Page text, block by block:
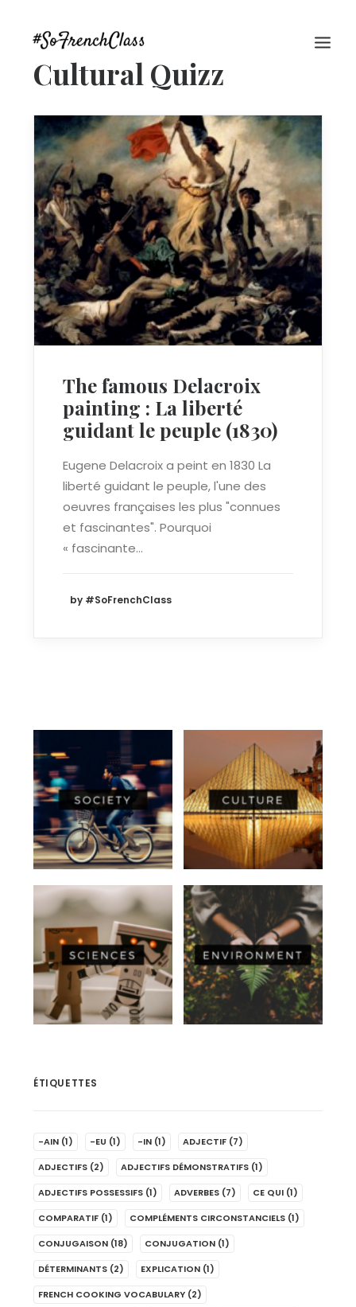
#SOFRENCHCLASS PRIVACY POLICY
Recherche
Cultural Quizz
The famous Delacroix
painting : La liberté
guidant le peuple (1830)
Eugene Delacroix a peint en 1830 La
liberté guidant le peuple, l'une des
oeuvres françaises les plus "connues
et fascinantes". Pourquoi
« fascinante…
by #SoFrenchClass
ÉTIQUETTES
-AIN (1) -EU (1) -IN (1) ADJECTIF (7)
ADJECTIFS (2) ADJECTIFS DÉMONSTRATIFS (1)
ADJECTIFS POSSESSIFS (1) ADVERBES (7) CE QUI (1)
COMPARATIF (1) COMPLÉMENTS CIRCONSTANCIELS (1)
CONJUGAISON (18) CONJUGATION (1)
DÉTERMINANTS (2) EXPLICATION (1)
FRENCH COOKING VOCABULARY (2)